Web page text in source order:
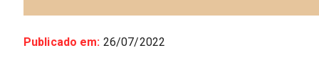
Publicado em: 26/07/2022